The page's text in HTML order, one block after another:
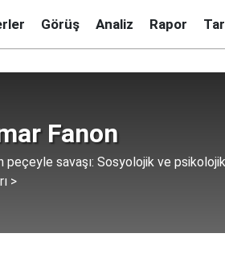
Görüş Analiz Rapor
Fanon
peçeyle savaşı: Sosyolojik ve
>